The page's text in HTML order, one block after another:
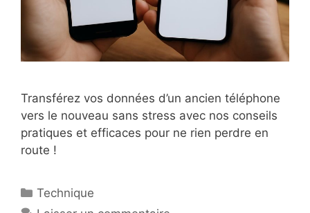
Transférez vos données d’un ancien téléphone
vers le nouveau sans stress avec nos conseils
pratiques et efficaces pour ne rien perdre en
route !
Catégories
Technique